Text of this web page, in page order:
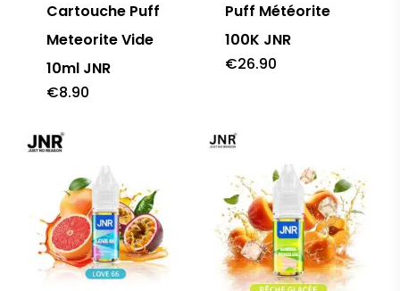
Cartouche Puff
Meteorite Vide
10ml JNR
€8.90
Puff Météorite
100K JNR
€26.90